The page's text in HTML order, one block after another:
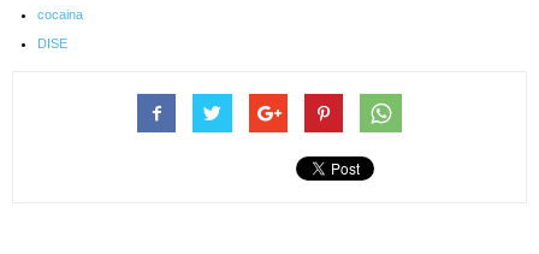
cocaina
DISE